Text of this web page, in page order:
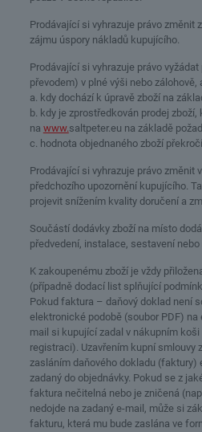
Prodávající si vyhrazuje právo změnit
zájmu úspory nákladů kupujícího.
Prodávající si vyhrazuje právo
převodem) v plné výši nebo zálohově,
a. kdy dochází k úpravě zboží na
b. kdy je zprostředkován prodej
na www.saltpeter.eu na základě
c. hodnota objednaného zboží
Prodávající si vyhrazuje právo změnit
předchozího upozornění kupujícího.
projevit snížením kvality doručení a
Součástí dodávky zboží na místo
předvedení, instalace, sestavení
K zakoupenému zboží je vždy
(případně dodací list splňující
Pokud faktura – daňový doklad není
elektronické podobě (soubor PDF)
mail si kupující zadal v nákupním
registraci). Uzavřením kupní smlouvy
zasláním daňového dokladu (faktury)
zadaný do objednávky. Pokud se z
faktura nečitelná nebo je zničená
nedojde na zadaný e-mail, může si
fakturu, která mu bude zaslána ve